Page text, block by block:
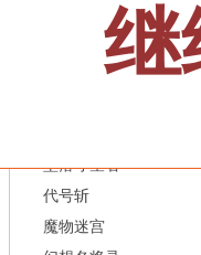
黎明召唤
龙之战歌
坠落守望者
代号斩
魔物迷宫
继